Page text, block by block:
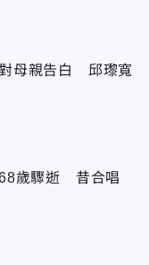
母親告白 邱瓈寬
68歲驟逝 昔合唱